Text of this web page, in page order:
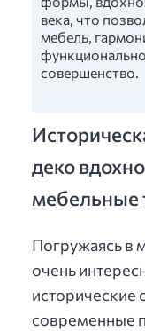
века, что
мебель,
совершенство.
деко
мебельные
Погружаясь в
очень
исторические
современные